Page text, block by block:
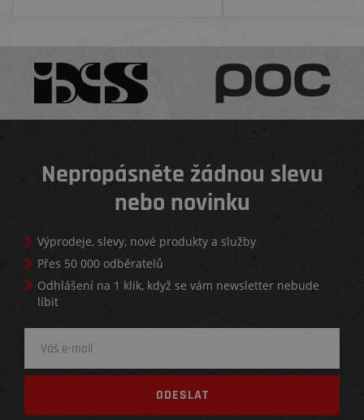
Nepropásněte žádnou slevu
nebo novinku
Výprodeje, slevy, nové produkty a služby
Přes 50 000 odběratelů
Odhlášení na 1 klik, když se vám newsletter nebude
líbit